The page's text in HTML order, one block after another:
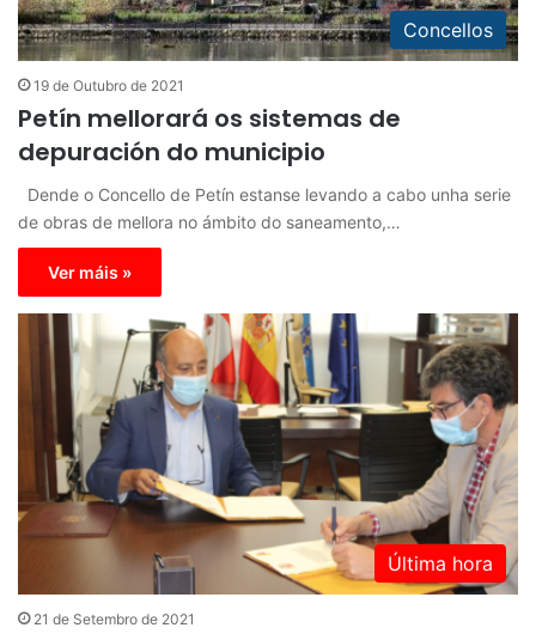
Concellos
19 de Outubro de 2021
Petín mellorará os sistemas de
depuración do municipio
Dende o Concello de Petín estanse levando a cabo unha serie
de obras de mellora no ámbito do saneamento,…
Ver máis »
Última hora
21 de Setembro de 2021